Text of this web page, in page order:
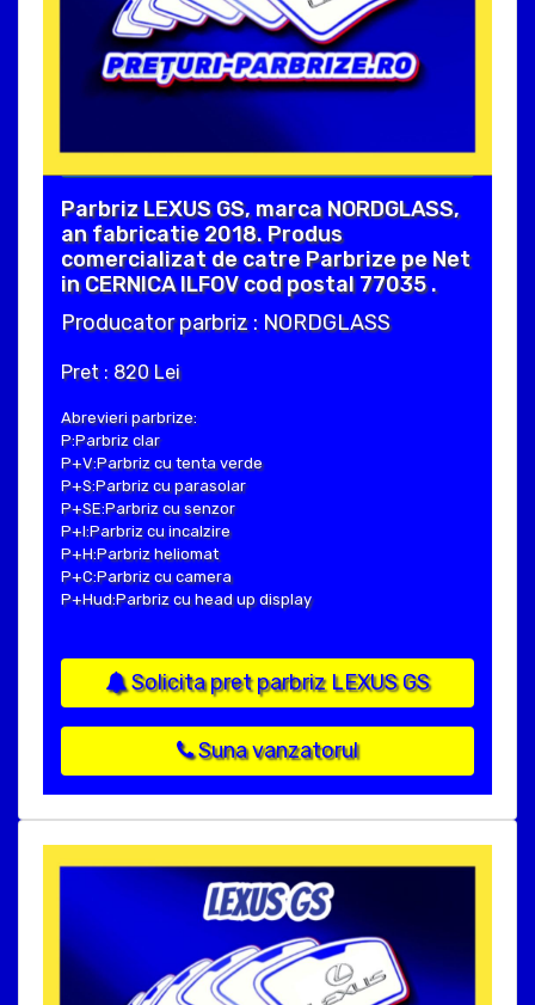
Parbriz LEXUS GS, marca NORDGLASS,
an fabricatie 2018. Produs
comercializat de catre Parbrize pe Net
in CERNICA ILFOV cod postal 77035 .
Producator parbriz : NORDGLASS
Pret : 820 Lei
Abrevieri parbrize:
P:Parbriz clar
P+V:Parbriz cu tenta verde
P+S:Parbriz cu parasolar
P+SE:Parbriz cu senzor
P+I:Parbriz cu incalzire
P+H:Parbriz heliomat
P+C:Parbriz cu camera
P+Hud:Parbriz cu head up display
Solicita pret parbriz LEXUS GS
Suna vanzatorul